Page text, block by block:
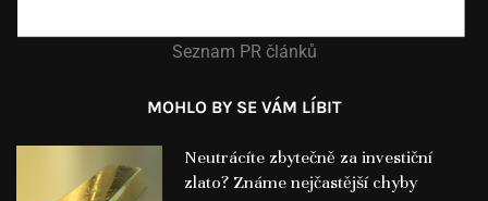
Seznam PR článků
MOHLO BY SE VÁM LÍBIT
Neutrácíte zbytečně za investiční
zlato? Známe nejčastější chyby